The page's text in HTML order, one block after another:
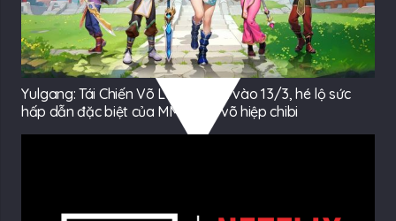
Yulgang: Tái Chiến Võ Lâm ra mắt vào 13/3, hé lộ sức
hấp dẫn đặc biệt của MMORPG võ hiệp chibi